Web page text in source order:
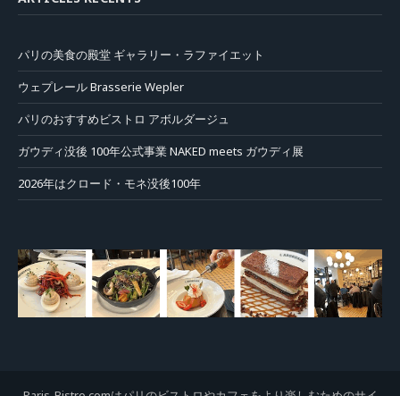
パリの美食の殿堂 ギャラリー・ラファイエット
ウェプレール Brasserie Wepler
パリのおすすめビストロ アボルダージュ
ガウディ没後 100年公式事業 NAKED meets ガウディ展
2026年はクロード・モネ没後100年